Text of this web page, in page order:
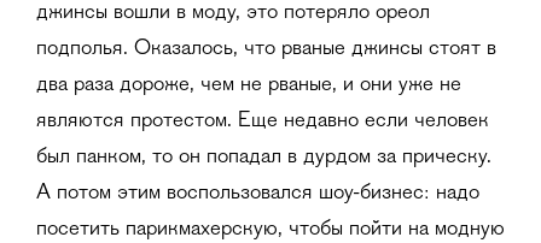
джинсы вошли в моду, это потеряло ореол
подполья. Оказалось, что рваные джинсы стоят в
два раза дороже, чем не рваные, и они уже не
являются протестом. Еще недавно если человек
был панком, то он попадал в дурдом за прическу.
А потом этим воспользовался шоу-бизнес: надо
посетить парикмахерскую, чтобы пойти на модную